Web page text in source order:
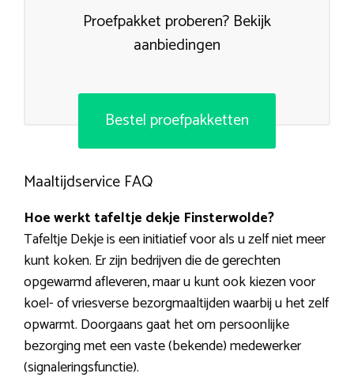
Proefpakket proberen? Bekijk
aanbiedingen
Bestel proefpakketten
Maaltijdservice FAQ
Hoe werkt tafeltje dekje Finsterwolde?
Tafeltje Dekje is een initiatief voor als u zelf niet meer
kunt koken. Er zijn bedrijven die de gerechten
opgewarmd afleveren, maar u kunt ook kiezen voor
koel- of vriesverse bezorgmaaltijden waarbij u het zelf
opwarmt. Doorgaans gaat het om persoonlijke
bezorging met een vaste (bekende) medewerker
(signaleringsfunctie).